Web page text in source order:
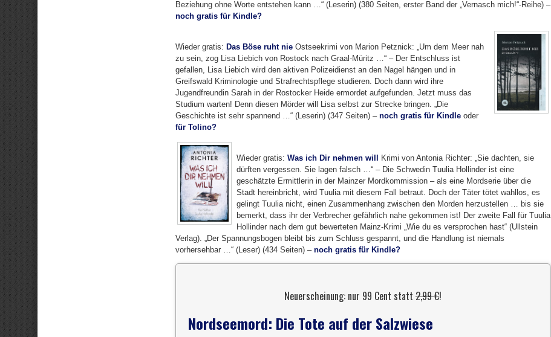
Beziehung ohne Worte entstehen kann …“ (Leserin) (380 Seiten, erster Band der „Vernasch mich!“-Reihe) –
noch gratis für Kindle?
Wieder gratis: Das Böse ruht nie Ostseekrimi von Marion Petznick: „Um dem Meer nah
zu sein, zog Lisa Liebich von Rostock nach Graal-Müritz …“ – Der Entschluss ist
gefallen, Lisa Liebich wird den aktiven Polizeidienst an den Nagel hängen und in
Greifswald Kriminologie und Strafrechtspflege studieren. Doch dann wird ihre
Jugendfreundin Sarah in der Rostocker Heide ermordet aufgefunden. Jetzt muss das
Studium warten! Denn diesen Mörder will Lisa selbst zur Strecke bringen. „Die
Geschichte ist sehr spannend …“ (Leserin) (347 Seiten) – noch gratis für Kindle oder
für Tolino?
Wieder gratis: Was ich Dir nehmen will
Krimi von Antonia Richter: „Sie dachten, sie
dürften vergessen. Sie lagen falsch …“ – Die Schwedin Tuulia Hollinder ist eine
geschätzte Ermittlerin in der Mainzer Mordkommission – als eine Mordserie über die
Stadt hereinbricht, wird Tuulia mit diesem Fall betraut. Doch der Täter tötet wahllos, es
gelingt Tuulia nicht, einen Zusammenhang zwischen den Morden herzustellen … bis sie
bemerkt, dass ihr der Verbrecher gefährlich nahe gekommen ist! Der zweite Fall für Tuulia
Hollinder nach dem gut bewerteten Mainz-Krimi „Wie du es versprochen hast“ (Ullstein
Verlag). „Der Spannungsbogen bleibt bis zum Schluss gespannt, und die Handlung ist niemals
vorhersehbar …“ (Leser) (434 Seiten) – noch gratis für Kindle?
Neuerscheinung: nur 99 Cent statt 2,99 €!
Nordseemord: Die Tote auf der Salzwiese